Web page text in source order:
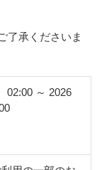
了承くださいま
02:00 ～ 2026